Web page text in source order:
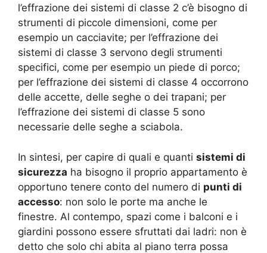
l’effrazione dei sistemi di classe 2 c’è bisogno di
strumenti di piccole dimensioni, come per
esempio un cacciavite; per l’effrazione dei
sistemi di classe 3 servono degli strumenti
specifici, come per esempio un piede di porco;
per l’effrazione dei sistemi di classe 4 occorrono
delle accette, delle seghe o dei trapani; per
l’effrazione dei sistemi di classe 5 sono
necessarie delle seghe a sciabola.
In sintesi, per capire di quali e quanti sistemi di
sicurezza ha bisogno il proprio appartamento è
opportuno tenere conto del numero di punti di
accesso: non solo le porte ma anche le
finestre. Al contempo, spazi come i balconi e i
giardini possono essere sfruttati dai ladri: non è
detto che solo chi abita al piano terra possa